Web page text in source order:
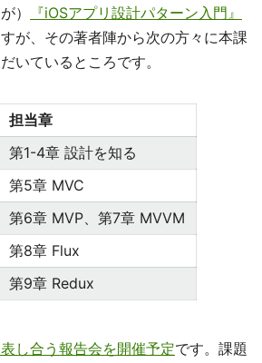
）
『iOSアプリ設計パターン入門』
が、その著者陣から次の方々に本課
いているところです。
担当章
第1-4章 設計を知る
第5章 MVC
第6章 MVP、第7章 MVVM
第8章 Flux
第9章 Redux
し合う報告会を開催予定です。課題